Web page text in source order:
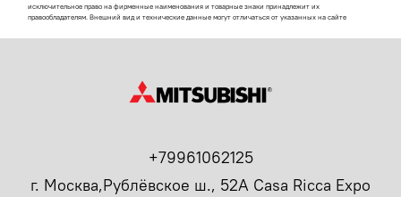
исключительное право на фирменные наименования и товарные знаки принадлежит их
правообладателям. Внешний вид и технические данные могут отличаться от указанных на сайте
+79961062125
г. Москва,Рублёвское ш., 52А Casa Ricca Expo